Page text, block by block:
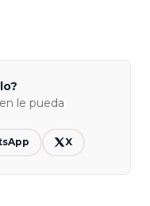
le pueda
X